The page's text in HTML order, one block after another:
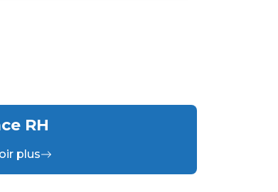
RH
plus